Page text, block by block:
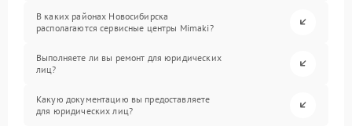
В каких районах Новосибирска
располагаются сервисные центры Mimaki?
Выполняете ли вы ремонт для юридических
лиц?
Какую документацию вы предоставляете
для юридических лиц?